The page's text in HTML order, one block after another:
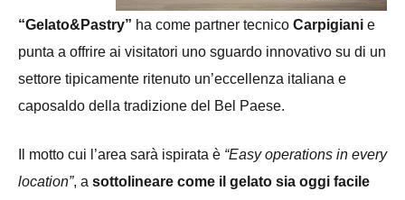
“Gelato&Pastry” ha come partner tecnico Carpigiani e
punta a offrire ai visitatori uno sguardo innovativo su di un
settore tipicamente ritenuto un’eccellenza italiana e
caposaldo della tradizione del Bel Paese.
Il motto cui l’area sarà ispirata è “Easy operations in every
location”, a sottolineare come il gelato sia oggi facile